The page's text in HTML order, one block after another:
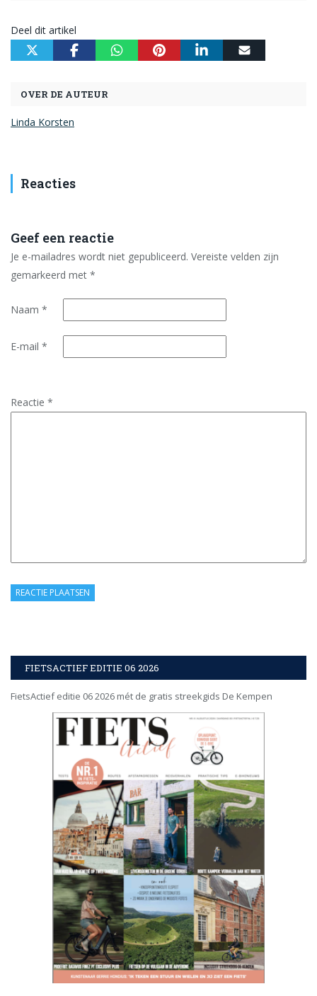
Deel dit artikel
OVER DE AUTEUR
Linda Korsten
Reacties
Geef een reactie
Je e-mailadres wordt niet gepubliceerd. Vereiste velden zijn
gemarkeerd met *
Naam *
E-mail *
Reactie *
FIETSACTIEF EDITIE 06 2026
FietsActief editie 06 2026 mét de gratis streekgids De Kempen